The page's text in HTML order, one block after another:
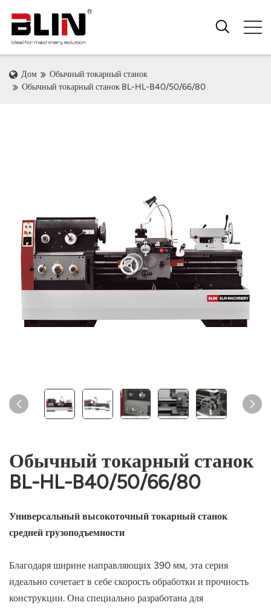
Дом
Обычный токарный станок
Обычный токарный станок BL-HL-B40/50/66/80
Обычный токарный станок
BL-HL-B40/50/66/80
Универсальный высокоточный токарный станок
средней грузоподъемности
Благодаря ширине направляющих 390 мм, эта серия
идеально сочетает в себе скорость обработки и прочность
конструкции. Она специально разработана для